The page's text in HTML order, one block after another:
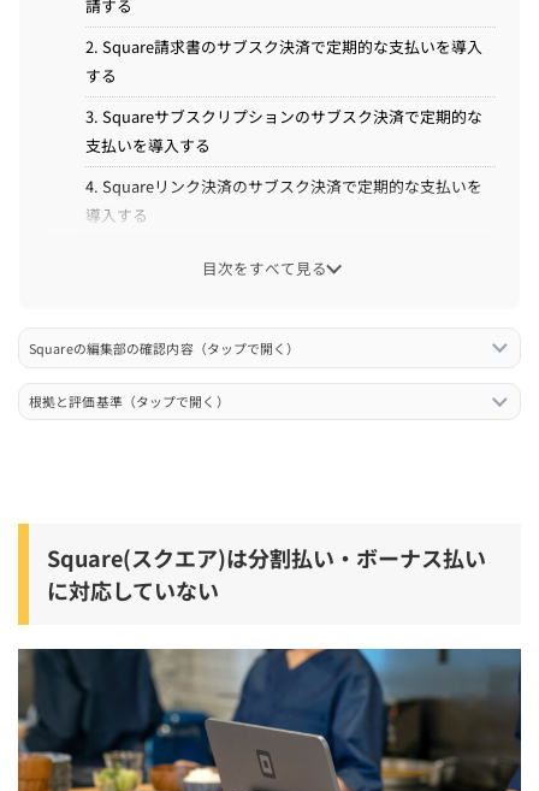
請する
2. Square請求書のサブスク決済で定期的な支払いを導入
する
3. Squareサブスクリプションのサブスク決済で定期的な
支払いを導入する
4. Squareリンク決済のサブスク決済で定期的な支払いを
導入する
Square(スクエア)以外で分割払い・ボーナス払いを導入
PAYGATE
stera pack
JMSおまかせサービス
際の注意点
1. 決済方法・決済ブランドによって分割払いできない場合
2. 店舗または顧客に分割手数料がかかる
3. 入金サイクルが長くなる場合がある
4. 返金処理が通常の一括払いより複雑になる
目次をすべて見る
Squareの編集部の確認内容（タップで開く）
根拠と評価基準（タップで開く）
Square(スクエア)は分割払い・ボーナス払い
に対応していない